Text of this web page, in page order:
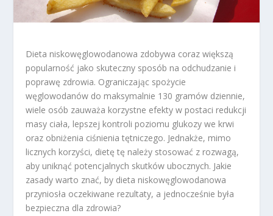
Dieta niskowęglowodanowa zdobywa coraz większą
popularność jako skuteczny sposób na odchudzanie i
poprawę zdrowia. Ograniczając spożycie
węglowodanów do maksymalnie 130 gramów dziennie,
wiele osób zauważa korzystne efekty w postaci redukcji
masy ciała, lepszej kontroli poziomu glukozy we krwi
oraz obniżenia ciśnienia tętniczego. Jednakże, mimo
licznych korzyści, dietę tę należy stosować z rozwagą,
aby uniknąć potencjalnych skutków ubocznych. Jakie
zasady warto znać, by dieta niskowęglowodanowa
przyniosła oczekiwane rezultaty, a jednocześnie była
bezpieczna dla zdrowia?